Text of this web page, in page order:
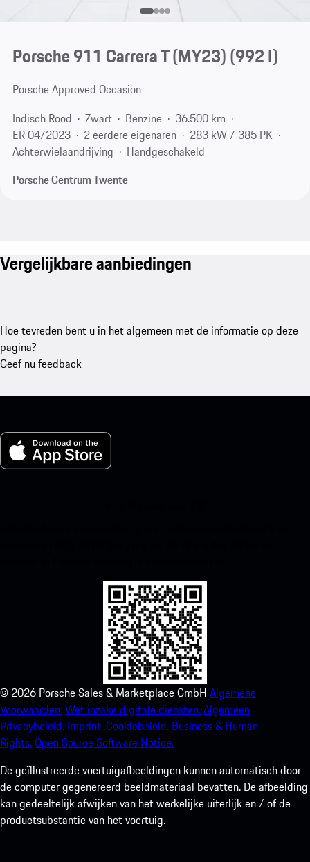
Porsche 911 Carrera T (MY23)(992 I)
Porsche Approved Occasion
Indisch Rood
Zwart Benzine
36.500 km
ER 04/2023
2 eerdere eigenaren
283 kW / 385 PK
Achterwielaandrijving
Handgeschakeld
Porsche Centrum Twente
Vergelijkbare aanbiedingen
Hoe tevreden bent u in het algemeen met de informatie op deze
pagina?
Geef nu feedback
© 2026 Porsche Sales & Marketplace GmbH Algemene
Voorwaarden.Wet inzake digitale diensten.Algemeen
Privacybeleid. Imprint.Cookiebeleid. Business & Human
Rights.Open Source Software Notice.
De geïllustreerde voertuigafbeeldingen kunnen automatisch door
de computer gegenereerd beeldmateriaal bevatten. De afbeelding
kan gedeeltelijk afwijken van het werkelijke uiterlijk en / of de
productsubstantie van het voertuig.